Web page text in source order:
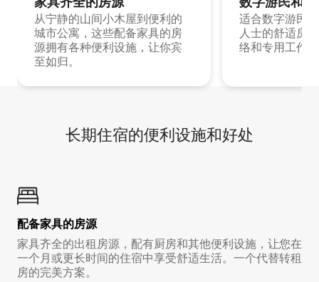
从宁静的山间小木屋到便利的
城市公寓，这些配备家具的房
源拥有各种便利设施，让你宾
至如归。
适合数字游民
人士的舒适房
络和专用工作
长期住宿的便利设施和好处
配备家具的房源
家具齐全的出租房源，配有厨房和其他便利设施，让您在
一个月或更长时间的住宿中享受舒适生活。一个代替转租
房的完美方案。